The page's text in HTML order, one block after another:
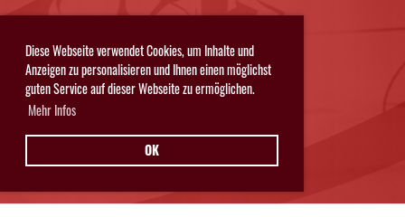
Diese Webseite verwendet Cookies, um Inhalte und
Anzeigen zu personalisieren und Ihnen einen möglichst
guten Service auf dieser Webseite zu ermöglichen.
Mehr Infos
OK